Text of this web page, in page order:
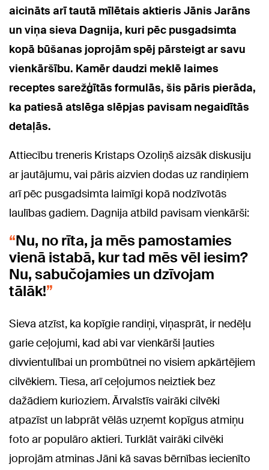
aicināts arī tautā mīlētais aktieris Jānis Jarāns
un viņa sieva Dagnija, kuri pēc pusgadsimta
kopā būšanas joprojām spēj pārsteigt ar savu
vienkāršību. Kamēr daudzi meklē laimes
receptes sarežģītās formulās, šis pāris pierāda,
ka patiesā atslēga slēpjas pavisam negaidītās
detaļās.
Attiecību treneris Kristaps Ozoliņš aizsāk diskusiju
ar jautājumu, vai pāris aizvien dodas uz randiņiem
arī pēc pusgadsimta laimīgi kopā nodzīvotās
laulības gadiem. Dagnija atbild pavisam vienkārši:
Nu, no rīta, ja mēs pamostamies
vienā istabā, kur tad mēs vēl iesim?
Nu, sabučojamies un dzīvojam
tālāk!
Sieva atzīst, ka kopīgie randiņi, viņasprāt, ir nedēļu
garie ceļojumi, kad abi var vienkārši ļauties
divvientulībai un prombūtnei no visiem apkārtējiem
cilvēkiem. Tiesa, arī ceļojumos neiztiek bez
dažādiem kurioziem. Ārvalstīs vairāki cilvēki
atpazīst un labprāt vēlās uzņemt kopīgus atmiņu
foto ar populāro aktieri. Turklāt vairāki cilvēki
joprojām atminas Jāni kā savas bērnības iecienīto